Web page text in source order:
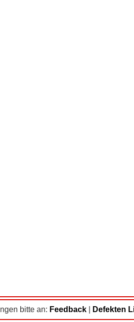
bitte an: Feedback Defekten